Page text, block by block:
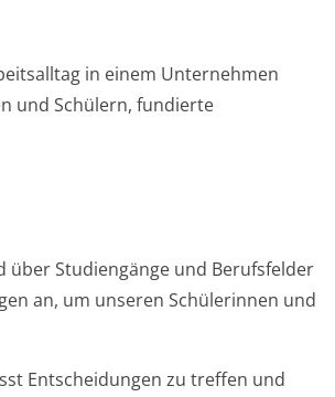
in einem Unternehmen
und Schülern, fundierte
über Studiengänge und Berufsfelder
an, um unseren Schülerinnen und
Entscheidungen zu treffen und